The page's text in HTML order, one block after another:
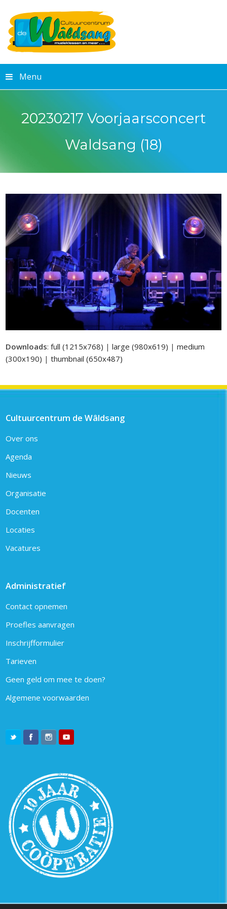
Menu
20230217 Voorjaarsconcert
Waldsang (18)
Downloads:full (1215x768) |large (980x619) |medium
(300x190) |thumbnail (650x487)
Cultuurcentrum de Wâldsang
Over ons
Agenda
Nieuws
Organisatie
Docenten
Locaties
Vacatures
Administratief
Contact opnemen
Proefles aanvragen
Inschrijfformulier
Tarieven
Geen geld om mee te doen?
Algemene voorwaarden